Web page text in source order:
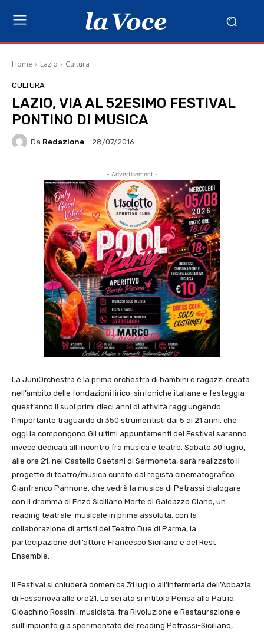
Home Lazio Cultura
CULTURA
LAZIO, VIA AL 52ESIMO FESTIVAL
PONTINO DI MUSICA
Da Redazione 28/07/2016
- Advertisement -
La JuniOrchestra è la prima orchestra di bambini e ragazzi creata
nell’ambito delle fondazioni lirico-sinfoniche italiane e festeggia
quest’anno il suoi primi dieci anni di attività raggiungendo
l’importante traguardo di 350 strumentisti dai 5 ai 21 anni, che
oggi la compongono.Gli ultimi appuntamenti del Festival saranno
invece dedicati all’incontro fra musica e teatro. Sabato 30 luglio,
alle ore 21, nel Castello Caetani di Sermoneta, sarà realizzato il
progetto di teatro/musica curato dal regista cinematografico
Gianfranco Pannone, che vedrà la musica di Petrassi dialogare
con il dramma di Enzo Siciliano Morte di Galeazzo Ciano, un
reading teatrale-musicale in prima assoluta, con la
collaborazione di artisti del Teatro Due di Parma, la
partecipazione dell’attore Francesco Siciliano e del Rest
Ensemble.
Il Festival si chiuderà domenica 31 luglio all’Infermeria dell’Abbazia
di Fossanova alle ore21. La serata si intitola Pensa alla Patria.
Gioachino Rossini, musicista, fra Rivoluzione e Restaurazione e
sull’impianto già sperimentato del reading Petrassi-Siciliano,